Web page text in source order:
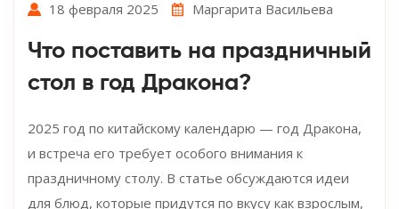
18 февраля 2025 Маргарита Васильева
Что поставить на праздничный
стол в год Дракона?
2025 год по китайскому календарю — год Дракона,
и встреча его требует особого внимания к
праздничному столу. В статье обсуждаются идеи
для блюд, которые придутся по вкусу как взрослым,